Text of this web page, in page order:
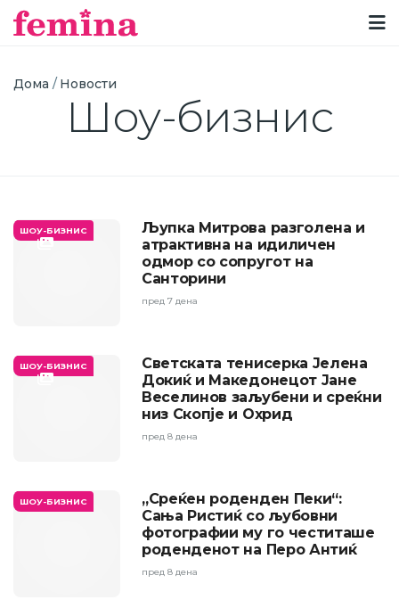
Breadcrumb
Дома Новости
Шоу-бизнис
ШОУ-БИЗНИС
Љупка Митрова разголена и
атрактивна на идиличен
одмор со сопругот на
Санторини
пред 7 дена
ШОУ-БИЗНИС
Светската тенисерка Јелена
Докиќ и Македонецот Јане
Веселинов заљубени и среќни
низ Скопје и Охрид
пред 8 дена
ШОУ-БИЗНИС
„Среќен роденден Пеки“:
Сања Ристиќ со љубовни
фотографии му го честиташе
роденденот на Перо Антиќ
пред 8 дена